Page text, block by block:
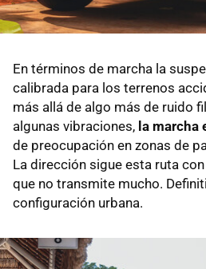
En términos de marcha la
calibrada para los terrenos
más allá de algo más de ruido
algunas vibraciones, la marcha
de preocupación en zonas de
La dirección sigue esta ruta
que no transmite mucho.
configuración urbana.